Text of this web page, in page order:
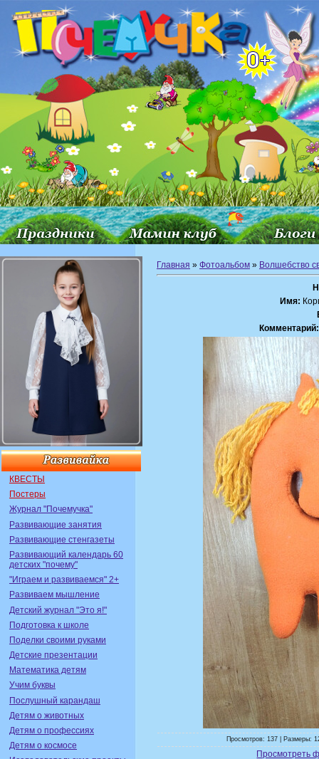
КВЕСТЫ
Постеры
Журнал "Почемучка"
Развивающие занятия
Развивающие стенгазеты
Развивающий календарь 60
детских "почему"
"Играем и развиваемся" 2+
Развиваем мышление
Детский журнал "Это я!"
Подготовка к школе
Поделки своими руками
Детские презентации
Математика детям
Учим буквы
Послушный карандаш
Детям о животных
Детям о профессиях
Детям о космосе
Главная » Фотоальбом » Волшебство
Имя:
Комментарий:
Просмотров: 137 | Размеры:
Просмотреть